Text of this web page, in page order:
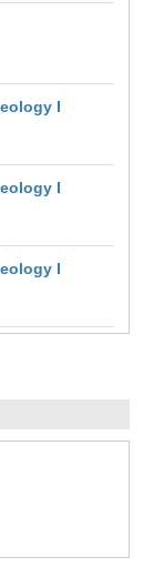
I
I
I